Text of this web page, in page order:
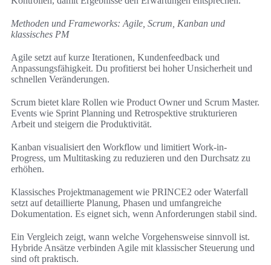
Methoden und Frameworks: Agile, Scrum, Kanban und
klassisches PM
Agile setzt auf kurze Iterationen, Kundenfeedback und
Anpassungsfähigkeit. Du profitierst bei hoher Unsicherheit und
schnellen Veränderungen.
Scrum bietet klare Rollen wie Product Owner und Scrum Master.
Events wie Sprint Planning und Retrospektive strukturieren
Arbeit und steigern die Produktivität.
Kanban visualisiert den Workflow und limitiert Work-in-
Progress, um Multitasking zu reduzieren und den Durchsatz zu
erhöhen.
Klassisches Projektmanagement wie PRINCE2 oder Waterfall
setzt auf detaillierte Planung, Phasen und umfangreiche
Dokumentation. Es eignet sich, wenn Anforderungen stabil sind.
Ein Vergleich zeigt, wann welche Vorgehensweise sinnvoll ist.
Hybride Ansätze verbinden Agile mit klassischer Steuerung und
sind oft praktisch.